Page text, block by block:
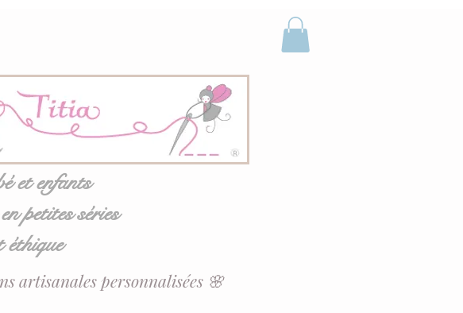
et enfants
petites séries
artisanales personnalisées 🌸